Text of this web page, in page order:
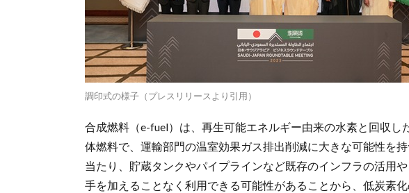
調印式の様子（プレスリリースより引用）
合成燃料（e-fuel）は、再生可能エネルギー由来の水素と回収し
体燃料で、運輸部門の温室効果ガス排出削減に大きな可能性を
当たり、貯蔵タンクやパイプラインなど既存のインフラの活用
手を加えることなく利用できる可能性があることから、低炭素